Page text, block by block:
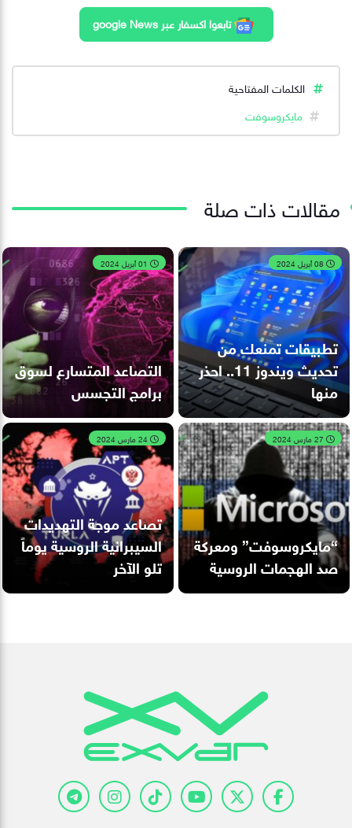
تابعوا اكسفار عبر google News
الكلمات المفتاحية
مايكروسوفت
مقالات ذات صلة
تطبيقات تمنعك من
تحديث ويندوز 11.. احذر
منها
التصاعد المتسارع لسوق
برامج التجسس
“مايكروسوفت” ومعركة
صد الهجمات الروسية
تصاعد موجة التهديدات
السيبرانية الروسية يوماً
تلو الآخر